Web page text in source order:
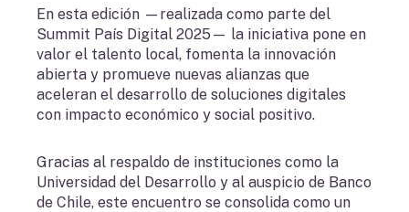
En esta edición —realizada como parte del
Summit País Digital 2025— la iniciativa pone en
valor el talento local, fomenta la innovación
abierta y promueve nuevas alianzas que
aceleran el desarrollo de soluciones digitales
con impacto económico y social positivo.
Gracias al respaldo de instituciones como la
Universidad del Desarrollo y al auspicio de Banco
de Chile, este encuentro se consolida como un